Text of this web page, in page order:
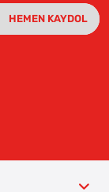
HEMEN KAYDOL